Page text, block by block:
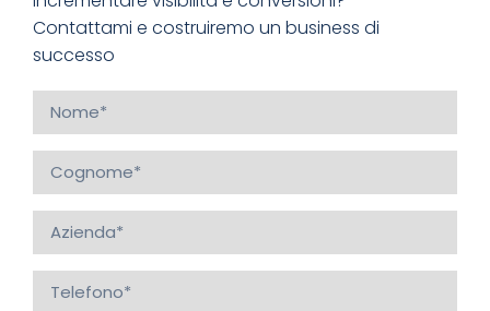
Contattami e costruiremo un business di
successo